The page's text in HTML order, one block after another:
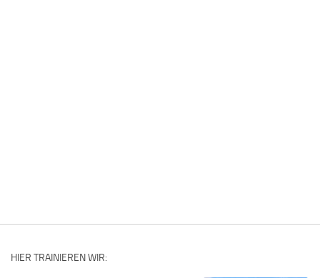
HIER TRAINIEREN WIR: